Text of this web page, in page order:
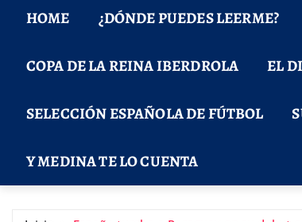
HOME ¿DÓNDE PUEDES LEERME?
COPA DE LA REINA IBERDROLA EL
SELECCIÓN ESPAÑOLA DE FÚTBOL
Y MEDINA TE LO CUENTA